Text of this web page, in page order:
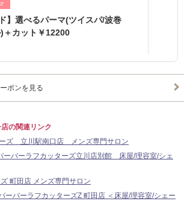
】選べるパーマ(ツイスパ/波巻
＋カット￥12200
ポンを見る
の関連リンク
ズ 立川駅南口店 メンズ専門サロン
ーバーラフカッターズ立川店別館 床屋/理容室/シェ
町田店 メンズ専門サロン
ーバーラフカッターズZ 町田店 ＜床屋/理容室/シェー